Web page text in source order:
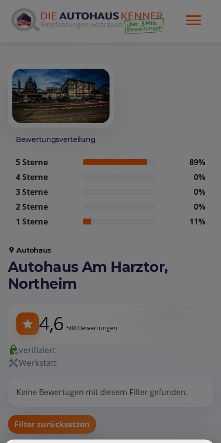
Bewertungsverteilung
5 Sterne
89%
4 Sterne
0%
3 Sterne
0%
2 Sterne
0%
1 Sterne
11%
Autohaus
Autohaus Am Harztor,
Northeim
4,6 588 Bewertungen
verifiziert
Werkstatt
Keine Bewertugen mit diesem Filter gefunden.
Filter zurücksetzen